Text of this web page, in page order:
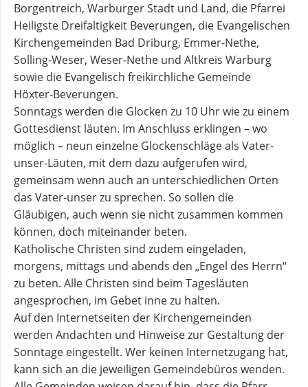
Neuigkeiten
Terminkalender
Gemeindebrief
Andachten
zum
Monatsspruch
GOTTESDIENSTE
Sommerkirche
ANGEBOTE
Gruppen
Borgentreich, Warburger Stadt und Land, die Pfarrei
Heiligste Dreifaltigkeit Beverungen, die Evangelischen
Kirchengemeinden Bad Driburg, Emmer-Nethe,
Solling-Weser, Weser-Nethe und Altkreis Warburg
sowie die Evangelisch freikirchliche Gemeinde
Höxter-Beverungen.
Sonntags werden die Glocken zu 10 Uhr wie zu einem
Gottesdienst läuten. Im Anschluss erklingen – wo
möglich – neun einzelne Glockenschläge als Vater-
unser-Läuten, mit dem dazu aufgerufen wird,
gemeinsam wenn auch an unterschiedlichen Orten
das Vater-unser zu sprechen. So sollen die
Gläubigen, auch wenn sie nicht zusammen kommen
können, doch miteinander beten.
Katholische Christen sind zudem eingeladen,
morgens, mittags und abends den „Engel des Herrn“
zu beten. Alle Christen sind beim Tagesläuten
angesprochen, im Gebet inne zu halten.
Auf den Internetseiten der Kirchengemeinden
werden Andachten und Hinweise zur Gestaltung der
Sonntage eingestellt. Wer keinen Internetzugang hat,
kann sich an die jeweiligen Gemeindebüros wenden.